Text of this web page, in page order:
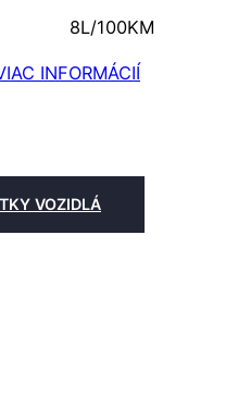
8L/100KM
INFORMÁCIÍ
VOZIDLÁ